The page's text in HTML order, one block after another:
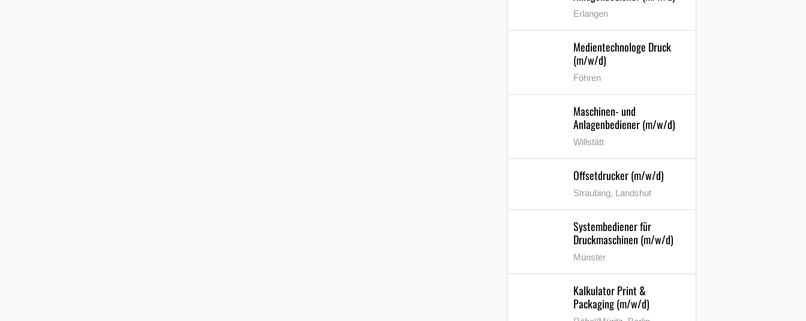
Erlangen
Medientechnologe Druck
(m/w/d)
Föhren
Maschinen- und
Anlagenbediener (m/w/d)
Willstätt
Offsetdrucker (m/w/d)
Straubing, Landshut
Systembediener für
Druckmaschinen (m/w/d)
Münster
Kalkulator Print &
Packaging (m/w/d)